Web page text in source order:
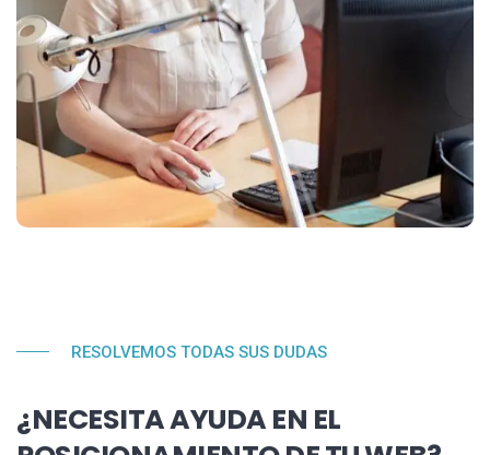
RESOLVEMOS TODAS SUS DUDAS
¿NECESITA AYUDA EN EL